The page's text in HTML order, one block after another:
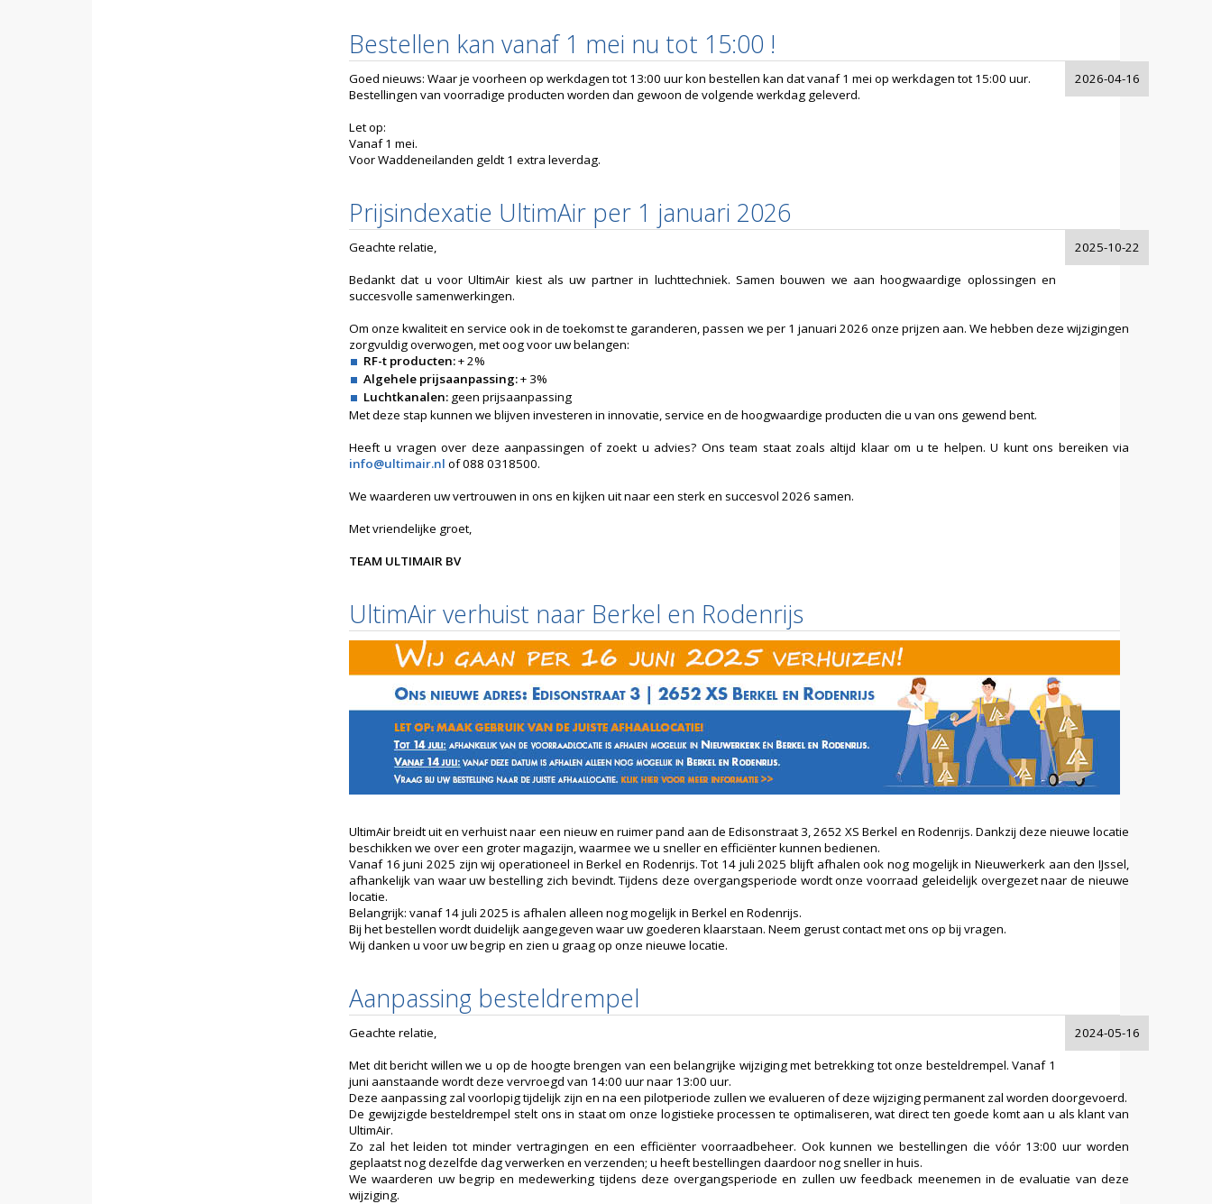
Bestellen kan vanaf 1 mei nu tot 15:00 !
2026-04-16
Goed nieuws: Waar je voorheen op werkdagen tot 13:00 uur kon bestellen kan dat vanaf 1 mei op werkdagen tot 15:00 uur.
Bestellingen van voorradige producten worden dan gewoon de volgende werkdag geleverd.
Let op:
Vanaf 1 mei.
Voor Waddeneilanden geldt 1 extra leverdag.
Prijsindexatie UltimAir per 1 januari 2026
2025-10-22
Geachte relatie,
Bedankt dat u voor UltimAir kiest als uw partner in luchttechniek. Samen bouwen we aan hoogwaardige oplossingen en
succesvolle samenwerkingen.
Om onze kwaliteit en service ook in de toekomst te garanderen, passen we per 1 januari 2026 onze prijzen aan. We hebben deze wijzigingen
zorgvuldig overwogen, met oog voor uw belangen:
RF-t producten:+ 2%
Algehele prijsaanpassing:+ 3%
Luchtkanalen: geen prijsaanpassing
Met deze stap kunnen we blijven investeren in innovatie, service en de hoogwaardige producten die u van ons gewend bent.
Heeft u vragen over deze aanpassingen of zoekt u advies? Ons team staat zoals altijd klaar om u te helpen. U kunt ons bereiken via
info@ultimair.nl of 088 0318500.
We waarderen uw vertrouwen in ons en kijken uit naar een sterk en succesvol 2026 samen.
Met vriendelijke groet,
TEAM ULTIMAIR BV
UltimAir verhuist naar Berkel en Rodenrijs
UltimAir breidt uit en verhuist naar een nieuw en ruimer pand aan de Edisonstraat 3, 2652 XS Berkel en Rodenrijs. Dankzij deze nieuwe locatie
beschikken we over een groter magazijn, waarmee we u sneller en efficiënter kunnen bedienen.
Vanaf 16 juni 2025 zijn wij operationeel in Berkel en Rodenrijs. Tot 14 juli 2025 blijft afhalen ook nog mogelijk in Nieuwerkerk aan den IJssel,
afhankelijk van waar uw bestelling zich bevindt. Tijdens deze overgangsperiode wordt onze voorraad geleidelijk overgezet naar de nieuwe
locatie.
Belangrijk: vanaf 14 juli 2025 is afhalen alleen nog mogelijk in Berkel en Rodenrijs.
Bij het bestellen wordt duidelijk aangegeven waar uw goederen klaarstaan. Neem gerust contact met ons op bij vragen.
Wij danken u voor uw begrip en zien u graag op onze nieuwe locatie.
Aanpassing besteldrempel
2024-05-16
Geachte relatie,
Met dit bericht willen we u op de hoogte brengen van een belangrijke wijziging met betrekking tot onze besteldrempel. Vanaf 1
juni aanstaande wordt deze vervroegd van 14:00 uur naar 13:00 uur.
Deze aanpassing zal voorlopig tijdelijk zijn en na een pilotperiode zullen we evalueren of deze wijziging permanent zal worden doorgevoerd.
De gewijzigde besteldrempel stelt ons in staat om onze logistieke processen te optimaliseren, wat direct ten goede komt aan u als klant van
UltimAir.
Zo zal het leiden tot minder vertragingen en een efficiënter voorraadbeheer. Ook kunnen we bestellingen die vóór 13:00 uur worden
geplaatst nog dezelfde dag verwerken en verzenden; u heeft bestellingen daardoor nog sneller in huis.
We waarderen uw begrip en medewerking tijdens deze overgangsperiode en zullen uw feedback meenemen in de evaluatie van deze
wijziging.